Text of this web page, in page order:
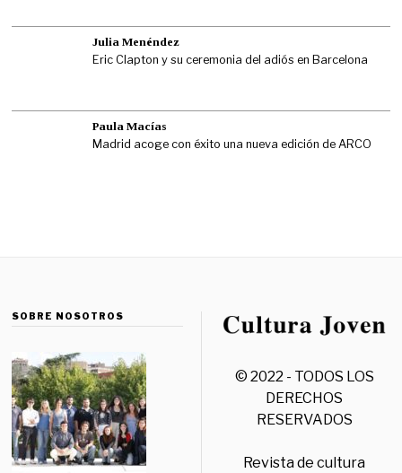
Julia Menéndez
Eric Clapton y su ceremonia del adiós en Barcelona
Paula Macías
Madrid acoge con éxito una nueva edición de ARCO
SOBRE NOSOTROS
© 2022 - TODOS LOS
DERECHOS
RESERVADOS
Revista de cultura